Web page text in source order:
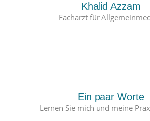
Khalid Azzam
Facharzt für
Ein paar Worte
Lernen Sie mich und meine